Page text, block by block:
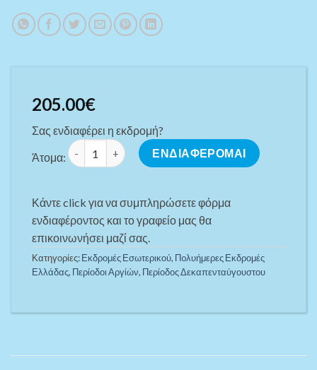
205.00€
Σας ενδιαφέρει η εκδρομή?
Άτομα:
ΔΕΚΑΠΕΝΤΑΥΓΟΥΣΤΟΣ ΣΕ ΙΩΑΝΝΙΝΑ & ΠΑΡΑΛΙΑ
ΕΝΔΙΑΦΕΡΟΜΑΙ
Κάντε click για να συμπληρώσετε φόρμα
ενδιαφέροντος και το γραφείο μας θα
επικοινωνήσει μαζί σας.
Κατηγορίες:Εκδρομές Εσωτερικού, Πoλυήμερες Εκδρομές
Ελλάδας, Περίοδοι Αργίών, Περίοδος Δεκαπενταύγουστου